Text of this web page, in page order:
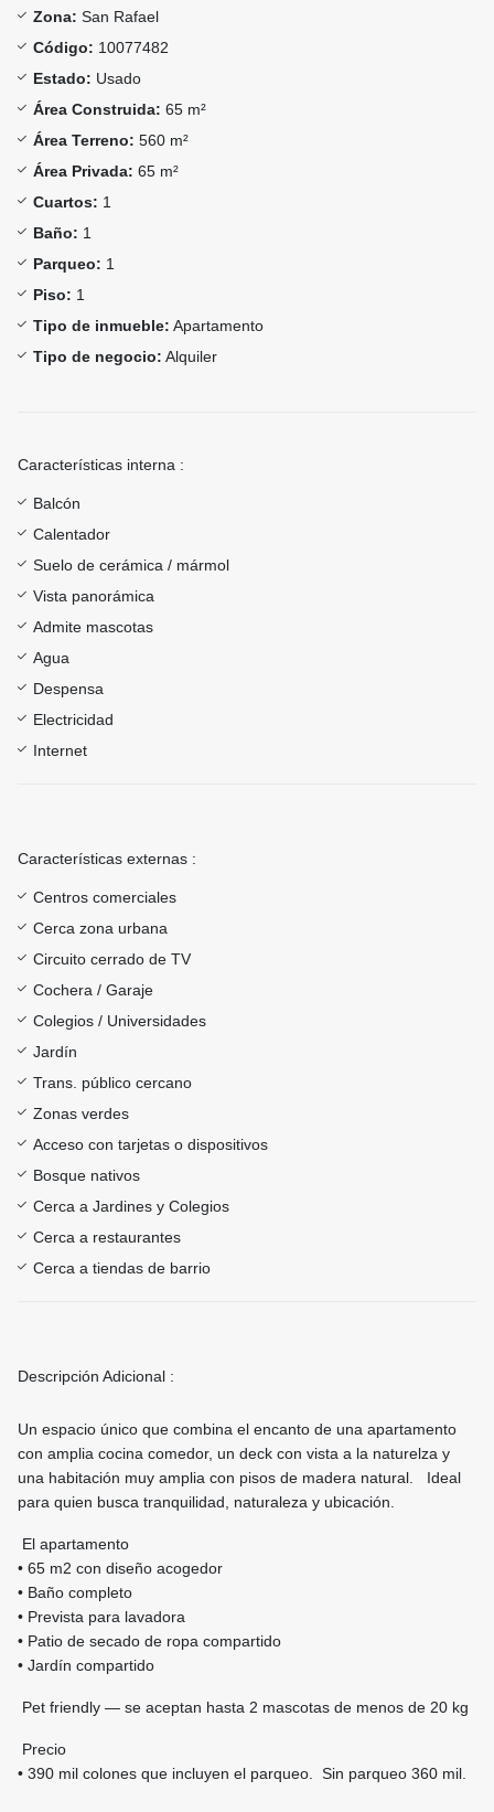
Zona: San Rafael
Código: 10077482
Estado: Usado
Área Construida: 65 m²
Área Terreno: 560 m²
Área Privada: 65 m²
Cuartos: 1
Baño: 1
Parqueo: 1
Piso: 1
Tipo de inmueble: Apartamento
Tipo de negocio: Alquiler
Características interna :
Balcón
Calentador
Suelo de cerámica / mármol
Vista panorámica
Admite mascotas
Agua
Despensa
Electricidad
Internet
Características externas :
Centros comerciales
Cerca zona urbana
Circuito cerrado de TV
Cochera / Garaje
Colegios / Universidades
Jardín
Trans. público cercano
Zonas verdes
Acceso con tarjetas o dispositivos
Bosque nativos
Cerca a Jardines y Colegios
Cerca a restaurantes
Cerca a tiendas de barrio
Descripción Adicional :
Un espacio único que combina el encanto de una apartamento
con amplia cocina comedor, un deck con vista a la naturelza y
una habitación muy amplia con pisos de madera natural. Ideal
para quien busca tranquilidad, naturaleza y ubicación.
El apartamento
• 65 m2 con diseño acogedor
• Baño completo
• Prevista para lavadora
• Patio de secado de ropa compartido
• Jardín compartido
Pet friendly — se aceptan hasta 2 mascotas de menos de 20 kg
Precio
• 390 mil colones que incluyen el parqueo. Sin parqueo 360 mil.